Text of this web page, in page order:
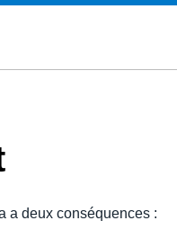
a deux conséquences :